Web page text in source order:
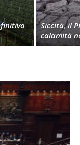
Siccità, il
calamità